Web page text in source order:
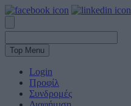
Top Menu
Login
Προφίλ
Συνδρομές